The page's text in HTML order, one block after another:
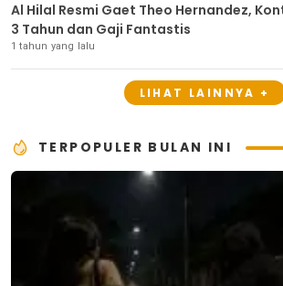
Al Hilal Resmi Gaet Theo Hernandez,
3 Tahun dan Gaji Fantastis
1 tahun yang lalu
LIHAT LAINNYA +
TERPOPULER BULAN INI